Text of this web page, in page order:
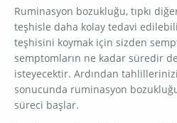
Ruminasyon bozukluğu, tıpkı
teşhisle daha kolay tedavi
teşhisini koymak için sizden
semptomların ne kadar süredir
isteyecektir. Ardından tahlillerinizi
sonucunda ruminasyon
süreci başlar.